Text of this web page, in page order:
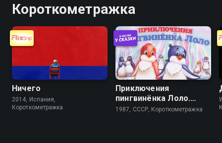
Короткометражка
Ничего
2014, Испания,
Короткометражка
Приключения
пингвинёнка Лоло.
Фильм третий
1987, СССР, Короткометражка